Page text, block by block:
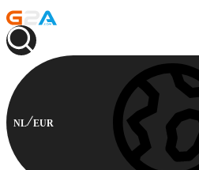
NL EUR